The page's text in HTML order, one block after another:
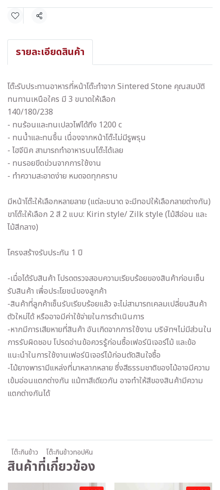
แชร์
รายละเอียดสินค้า
โต๊ะรับประทานอาหารที่หน้าโต๊ะทำจาก Sintered Stone คุณสมบัติ
ทนทานเหนือใคร มี 3 ขนาดให้เลือก
140/180/238
- ทนร้อนและทนเปลวไฟได้ถึง 1200 c
- ทนน้ำและทนชื้น เนื่องจากหน้าโต๊ะไม่มีรูพรุน
- ไฮจีนิค สามารถทำอาหารบนโต๊ะได้เลย
- ทนรอยขีดข่วนจากการใช้งาน
- ทำความสะอาดง่าย หมดจดทุกคราบ
มีหน้าโต๊ะให้เลือกหลายลาย (แต่ละขนาด จะมีทอปให้เลือกลายต่างกัน)
ขาโต๊ะให้เลือก 2 สี 2 แบบ: Kirin style/ Zilk style (ไม้สีอ่อน และ
ไม้สีกลาง)
โครงสร้างรับประกัน 1 ปี
-เมื่อได้รับสินค้า โปรดตรวจสอบความเรียบร้อยของสินค้าก่อนเซ็น
รับสินค้า เพื่อประโยชน์ของลูกค้า
-สินค้าที่ลูกค้าเซ็นรับเรียบร้อยแล้ว จะไม่สามารถเคลมเปลี่ยนสินค้า
ตัวใหม่ได้ หรืออาจมีค่าใช้จ่ายในการดำเนินการ
-หากมีการเสียหายที่สินค้า อันเกิดจากการใช้งาน บริษัทฯไม่มีส่วนใน
การรับผิดชอบ โปรดอ่านข้อควรรู้ก่อนซื้อเฟอร์นิเจอร์ไม้ และข้อ
แนะนำในการใช้งานเฟอร์นิเจอร์ไม้ก่อนตัดสินใจซื้อ
-ไม้ยางพารามีแหล่งที่มาหลากหลาย ซึ่งสีธรรมชาติของไม้อาจมีความ
เข้มอ่อนแตกต่างกัน แม้ทาสีเดียวกัน อาจทำให้สีของสินค้ามีความ
แตกต่างกันได้
โต๊ะกินข้าว โต๊ะกินข้าวทอปหิน
สินค้าที่เกี่ยวข้อง